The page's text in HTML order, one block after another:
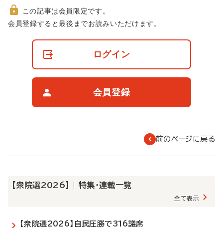
非
この記事は会員限定です。
会員登録すると最後までお読みいただけます。
ログイン
会員登録
前のページに戻る
【衆院選2026】 | 特集・連載一覧
全て表示
【衆院選2026】自民圧勝で316議席